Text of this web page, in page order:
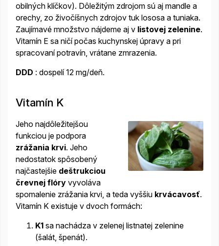
obilných klíčkov). Dôležitým zdrojom sú aj mandle a
orechy, zo živočíšnych zdrojov tuk lososa a tuniaka.
Zaujímavé množstvo nájdeme aj v listovej zelenine.
Vitamín E sa ničí počas kuchynskej úpravy a pri
spracovaní potravín, vrátane zmrazenia.
DDD : dospelí 12 mg/deň.
Vitamín K
Jeho najdôležitejšou
funkciou je podpora
zrážania krvi. Jeho
nedostatok spôsobený
najčastejšie deštrukciou
črevnej flóry vyvoláva
spomalenie zrážania krvi, a teda vyššiu krvácavosť.
Vitamín K existuje v dvoch formách:
K1 sa nachádza v zelenej listnatej zelenine
(šalát, špenát).